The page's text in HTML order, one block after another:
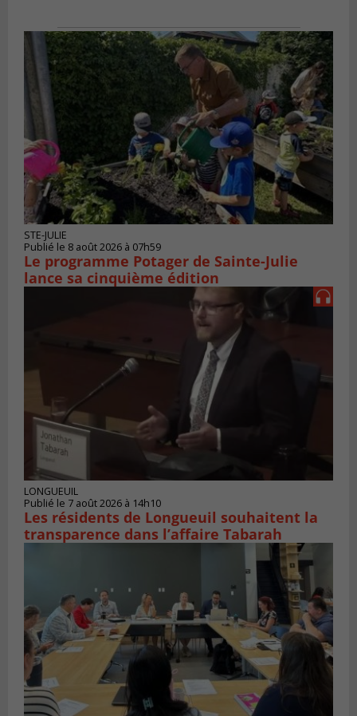
STE-JULIE
Publié le 8 août 2026 à 07h59
Le programme Potager de Sainte-Julie
lance sa cinquième édition
LONGUEUIL
Publié le 7 août 2026 à 14h10
Les résidents de Longueuil souhaitent la
transparence dans l’affaire Tabarah